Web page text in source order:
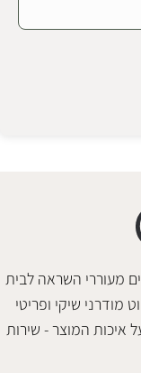
מעוררי השראה לבית
מודרני שיקי ופריטי
איכות המוצר - שירות